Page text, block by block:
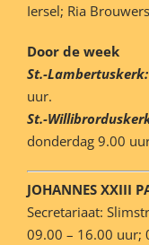
Iersel; Ria
Door de week
St.-Lambertuskerk:
uur.
St.-
donderdag 9.00
JOHANNES XXIII
Secretariaat:
09.00 – 16.00 uur;